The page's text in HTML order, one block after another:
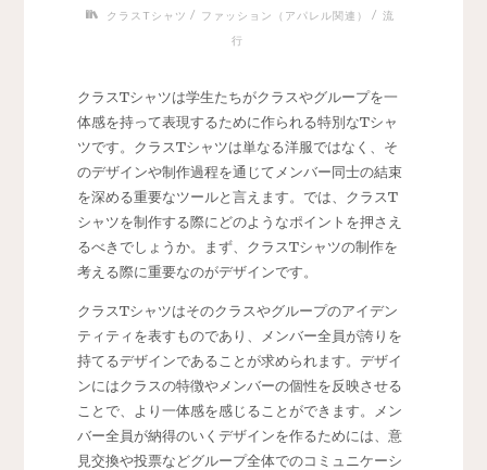
クラスTシャツ / ファッション（アパレル関連） / 流
行
クラスTシャツは学生たちがクラスやグループを一
体感を持って表現するために作られる特別なTシャ
ツです。 クラスTシャツは単なる洋服ではなく、そ
のデザインや制作過程を通じてメンバー同士の結束
を深める重要なツールと言えます。では、クラスT
シャツを制作する際にどのようなポイントを押さえ
るべきでしょうか。まず、クラスTシャツの制作を
考える際に重要なのがデザインです。
クラスTシャツはそのクラスやグループのアイデン
ティティを表すものであり、メンバー全員が誇りを
持てるデザインであることが求められます。デザイ
ンにはクラスの特徴やメンバーの個性を反映させる
ことで、より一体感を感じることができます。メン
バー全員が納得のいくデザインを作るためには、意
見交換や投票などグループ全体でのコミュニケーシ